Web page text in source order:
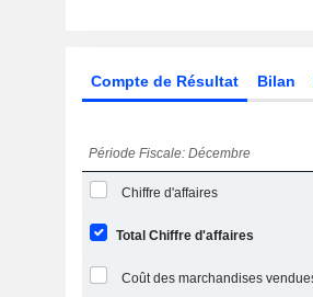
Compte de Résultat Bilan
Période Fiscale: Décembre
Chiffre d'affaires
Total Chiffre d'affaires